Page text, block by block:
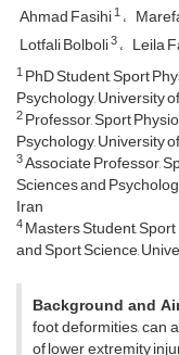
Ahmad Fasihi1
Lotfali Bolboli3 Leila
1PhD Student, Sport
Psychology, University
2Professor, Sport
Psychology, University
3Associate Professor,
Sciences and
Iran
4Masters Student,
and Sport Science,
Background and
foot deformities, can